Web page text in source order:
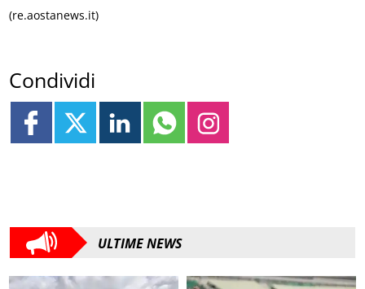
(re.aostanews.it)
Condividi
ULTIME NEWS